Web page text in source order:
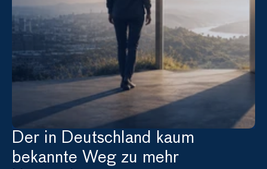
Der in Deutschland kaum
bekannte Weg zu mehr